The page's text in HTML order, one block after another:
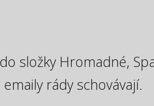
složky Hromadné,
emaily rády schovávají.